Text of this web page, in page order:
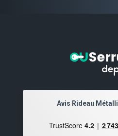
Avis Rideau